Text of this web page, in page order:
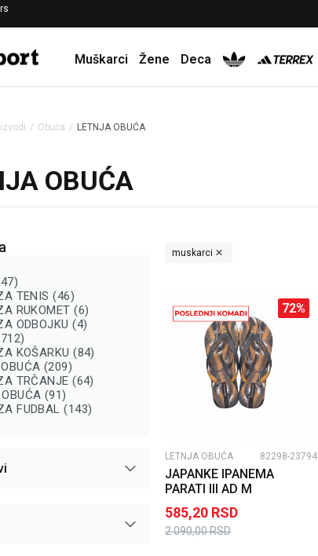
PARTNER ADIDAS
Muškarci Žene Deca
Obuća LETNJA OBUĆA
OBUĆA
TENIS (46)
RUKOMET (6)
ODBOJKU (4)
KOŠARKU (84)
(209)
TRČANJE (64)
(91)
FUDBAL (143)
muskarci
72%
LETNJA OBUĆA 82298-23794
JAPANKE IPANEMA
PARATI III AD M
585,20 RSD
2.090,00RSD